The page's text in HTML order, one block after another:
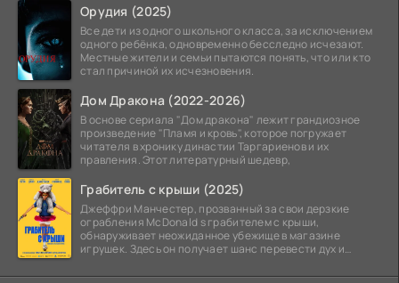
Орудия (2025)
Все дети из одного школьного класса, за исключением
одного ребёнка, одновременно бесследно исчезают.
Местные жители и семьи пытаются понять, что или кто
стал причиной их исчезновения.
Дом Дракона (2022-2026)
В основе сериала "Дом дракона" лежит грандиозное
произведение "Пламя и кровь", которое погружает
читателя в хронику династии Таргариенов и их
правления. Этот литературный шедевр,
Грабитель с крыши (2025)
Джеффри Манчестер, прозванный за свои дерзкие
ограбления McDonald s грабителем с крыши,
обнаруживает неожиданное убежище в магазине
игрушек. Здесь он получает шанс перевести дух и